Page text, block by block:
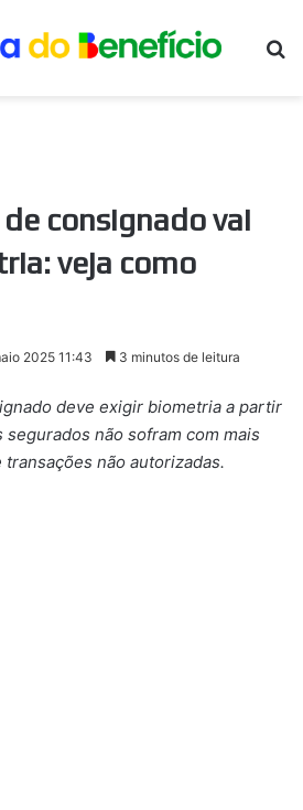
consignado vai
veja como
2025 11:43 3 minutos de leitura
deve exigir biometria a partir
não sofram com mais
não autorizadas.